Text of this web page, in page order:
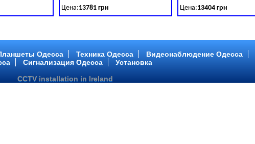
TOSHIBA 500 GB (SATA III)
Код товара:379029
3.40GHz,ОЗУ: 2 GB, DDR 3 (1600 MHz) HDD: TOSHIBA 500 GB (SATA III)
Цена:13781 грн Код товара:379030
Intel Core ™ i5 2 ядра 2.90GHz,ОЗУ: 2 GB, DDR 3 (1600 MHz) HDD:
Цена:13404 грн
Intel Core ™ i5 4 ядра
Одесса Техника Одесса Видеонаблюдение Одесса
Сигнализация Одесса Установка
CCTV installation in Ireland